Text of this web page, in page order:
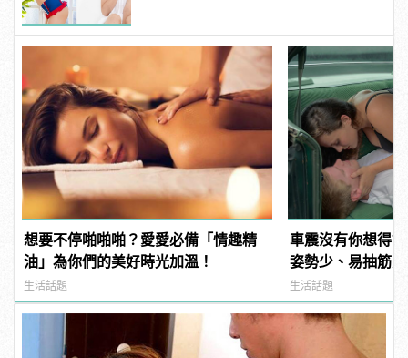
想要不停啪啪啪？愛愛必備「情趣精
油」為你們的美好時光加溫！
生活話題
車震沒有你想得
姿勢少、易抽筋
生活話題